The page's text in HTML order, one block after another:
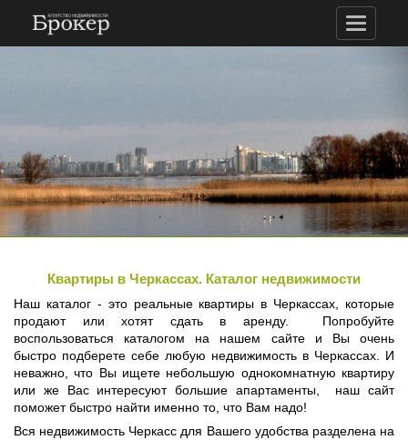
Toggle
Квартиры в Черкассах. Каталог недвижимости
Наш каталог - это реальные квартиры в Черкассах, которые
продают или хотят сдать в аренду. Попробуйте
воспользоваться каталогом на нашем сайте и Вы очень
быстро подберете себе любую недвижимость в Черкассах. И
неважно, что Вы ищете небольшую однокомнатную квартиру
или же Вас интересуют большие апартаменты, наш сайт
поможет быстро найти именно то, что Вам надо!
Вся недвижимость Черкасс для Вашего удобства разделена на